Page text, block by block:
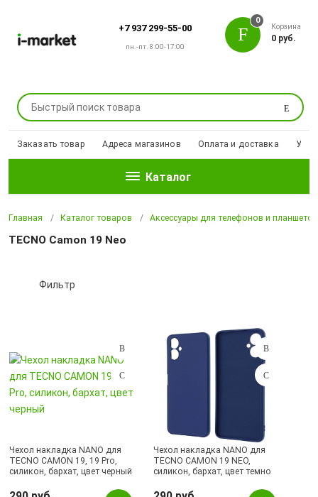
+7 937 299-55-00
пн.-пт. 8:00-17:00
Поиск
0
Корзина
0 руб.
Заказать товар Адреса магазинов Оплата и доставка
Каталог
Главная Каталог товаров Аксессуары для телефонов и планшетов
TECNO Camon 19 Neo
Фильтр
Цвет
Бордовый
Прозрачный
Синий
Черный
Чехол накладка NANO для
TECNO CAMON 19, 19 Pro,
силикон, бархат, цвет черный
Чехол накладка NANO для
TECNO CAMON 19 NEO,
силикон, бархат, цвет темно